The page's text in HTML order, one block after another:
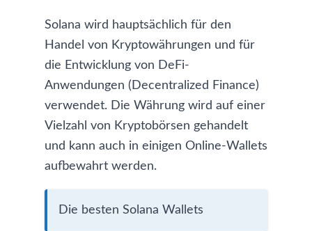
Solana wird hauptsächlich für den
Handel von Kryptowährungen und für
die Entwicklung von DeFi-
Anwendungen (Decentralized Finance)
verwendet. Die Währung wird auf einer
Vielzahl von Kryptobörsen gehandelt
und kann auch in einigen Online-Wallets
aufbewahrt werden.
Die besten Solana Wallets